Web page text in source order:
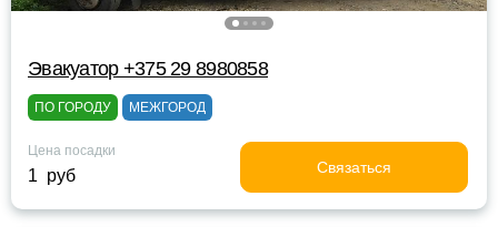
Эвакуатор +375 29 8980858
ПО ГОРОДУ МЕЖГОРОД
Цена посадки
1 руб Связаться